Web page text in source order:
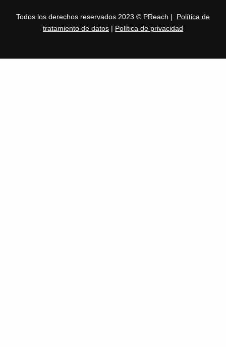
Todos los derechos reservados 2023 © PReach | Política de
tratamiento de datos | Política de privacidad